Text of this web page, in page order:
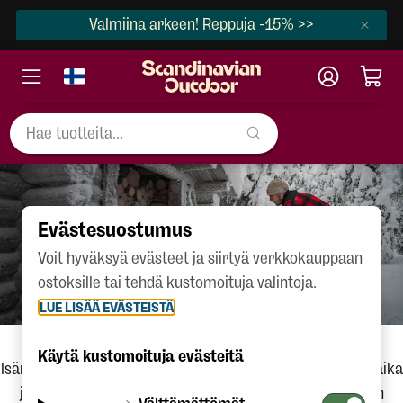
Valmiina arkeen! Reppuja -15% >>
Isänpäivä lähestyy vauhdilla, ja sunnuntaina 9.11.2025 on aika
juhlistaa isiä, jotka ansaitsevat jokainen oman erityisen
Evästesuostumus
Voit hyväksyä evästeet ja siirtyä verkkokauppaan
ostoksille tai tehdä kustomoituja valintoja.
LUE LISÄÄ EVÄSTEISTÄ
Käytä kustomoituja evästeitä